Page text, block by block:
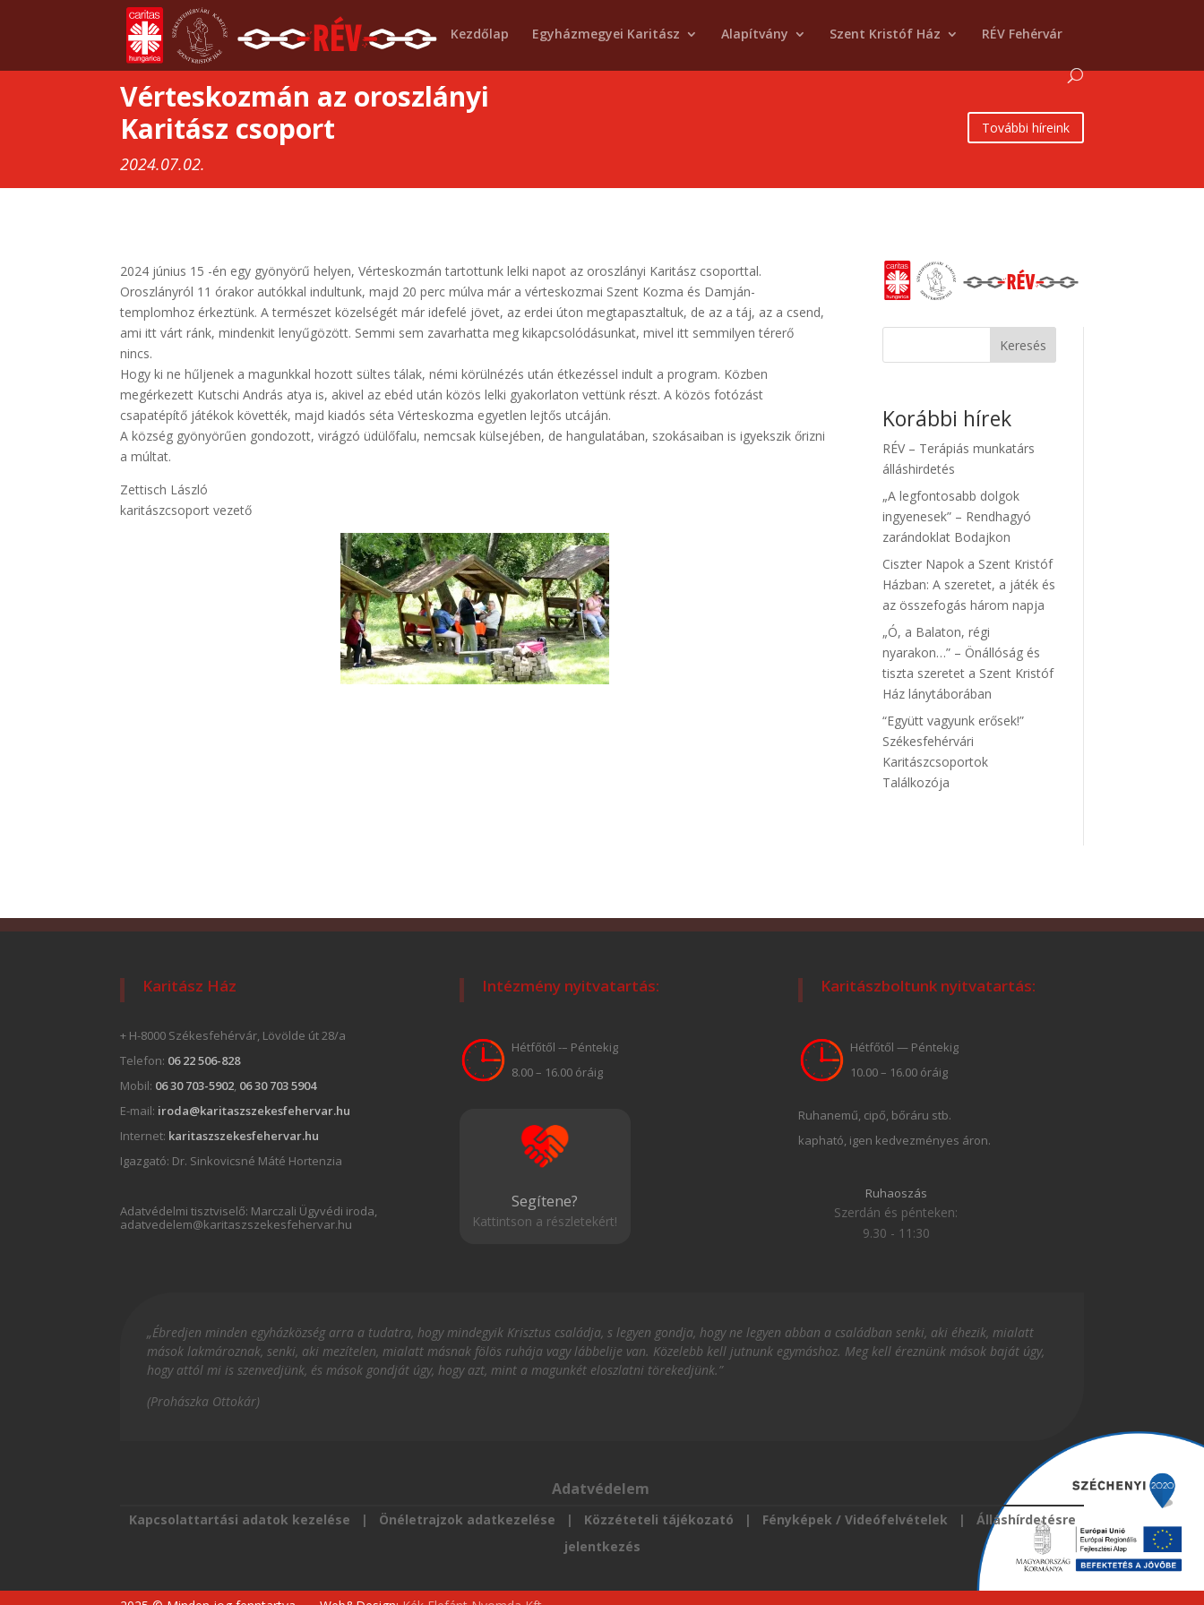
Kezdőlap Egyházmegyei Karitász Alapítvány Szent Kristóf Ház RÉV Fehérvár
Vérteskozmán az oroszlányi
Karitász csoport
2024.07.02.
További híreink
2024 június 15 -én egy gyönyörű helyen, Vérteskozmán tartottunk lelki napot az oroszlányi Karitász csoporttal.
Oroszlányról 11 órakor autókkal indultunk, majd 20 perc múlva már a vérteskozmai Szent Kozma és Damján-
templomhoz érkeztünk. A természet közelségét már idefelé jövet, az erdei úton megtapasztaltuk, de az a táj, az a csend,
ami itt várt ránk, mindenkit lenyűgözött. Semmi sem zavarhatta meg kikapcsolódásunkat, mivel itt semmilyen térerő
nincs.
Hogy ki ne hűljenek a magunkkal hozott sültes tálak, némi körülnézés után étkezéssel indult a program. Közben
megérkezett Kutschi András atya is, akivel az ebéd után közös lelki gyakorlaton vettünk részt. A közös fotózást
csapatépítő játékok követték, majd kiadós séta Vérteskozma egyetlen lejtős utcáján.
A község gyönyörűen gondozott, virágzó üdülőfalu, nemcsak külsejében, de hangulatában, szokásaiban is igyekszik őrizni
a múltat.
Zettisch László
karitászcsoport vezető
Keresés
Korábbi hírek
RÉV – Terápiás munkatárs
álláshirdetés
„A legfontosabb dolgok
ingyenesek” – Rendhagyó
zarándoklat Bodajkon
Ciszter Napok a Szent Kristóf
Házban: A szeretet, a játék és
az összefogás három napja
„Ó, a Balaton, régi
nyarakon…” – Önállóság és
tiszta szeretet a Szent Kristóf
Ház lánytáborában
“Együtt vagyunk erősek!”
Székesfehérvári
Karitászcsoportok
Találkozója
Karitász Ház
+ H-8000 Székesfehérvár, Lövölde út 28/a
Telefon: 06 22 506-828
Mobil: 06 30 703-5902, 06 30 703 5904
E-mail: iroda@karitaszszekesfehervar.hu
Internet: karitaszszekesfehervar.hu
Igazgató: Dr. Sinkovicsné Máté Hortenzia
Adatvédelmi tisztviselő: Marczali Ügyvédi iroda,
adatvedelem@karitaszszekesfehervar.hu
Intézmény nyitvatartás:
Hétfőtől -– Péntekig
8.00 – 16.00 óráig
Segítene?
Kattintson a részletekért!
Karitászboltunk nyitvatartás:
Hétfőtől — Péntekig
10.00 – 16.00 óráig
Ruhanemű, cipő, bőráru stb.
kapható, igen kedvezményes áron.
Ruhaoszás
Szerdán és pénteken:
9.30 - 11:30
„Ébredjen minden egyházközség arra a tudatra, hogy mindegyik Krisztus családja, s legyen gondja, hogy ne legyen abban a családban senki, aki éhezik, mialatt
mások lakmároznak, senki, aki mezítelen, mialatt másnak fölös ruhája vagy lábbelije van. Közelebb kell jutnunk egymáshoz. Meg kell éreznünk mások baját úgy,
hogy attól mi is szenvedjünk, és mások gondját úgy, hogy azt, mint a magunkét eloszlatni törekedjünk.”
(Prohászka Ottokár)
Adatvédelem
Kapcsolattartási adatok kezelése | Önéletrajzok adatkezelése | Közzéteteli tájékozató | Fényképek / Videófelvételek |
Álláshírdetésre
jelentkezés